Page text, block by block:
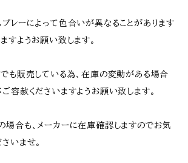
レーによって色合いが異なることがあります
すようお願い致します。
も販売している為、在庫の変動がある場合
容赦くださいますようお願い致します。
合も、メーカーに在庫確認しますのでお気
いませ。